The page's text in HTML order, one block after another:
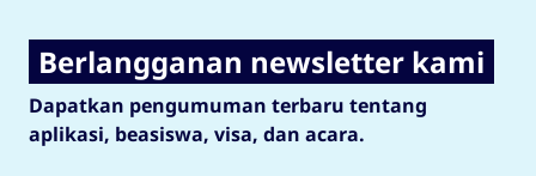
Berlangganan newsletter kami
Dapatkan pengumuman terbaru tentang
aplikasi, beasiswa, visa, dan acara.